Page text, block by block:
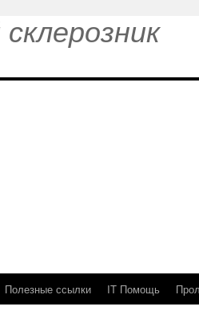
Полезные ссылки IT Помощь